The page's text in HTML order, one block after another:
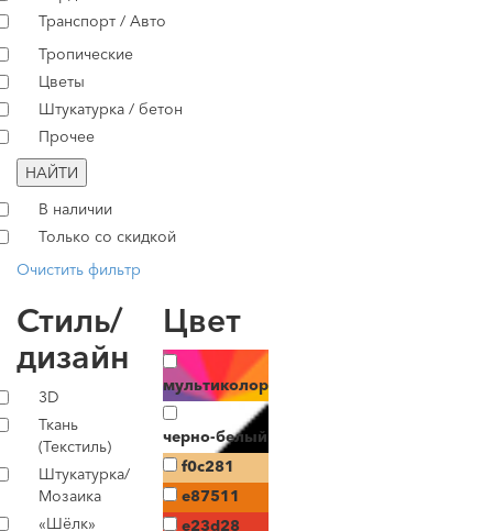
Транспорт / Авто
Тропические
Цветы
Штукатурка / бетон
Прочее
НАЙТИ
В наличии
Только со скидкой
Очистить фильтр
Стиль/
дизайн
3D
Ткань
(Текстиль)
Штукатурка/
Мозаика
«Шёлк»
Цвет
мультиколор
черно-белый
f0c281
e87511
e23d28